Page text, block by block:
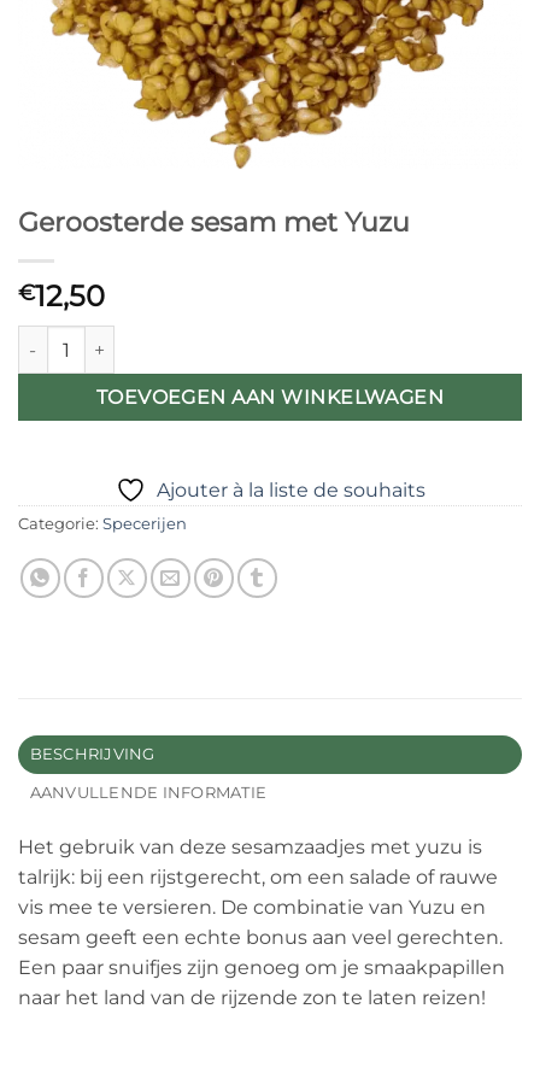
Geroosterde sesam met Yuzu
€12,50
Geroosterde sesam met Yuzu aantal
TOEVOEGEN AAN WINKELWAGEN
Ajouter à la liste de souhaits
Categorie: Specerijen
BESCHRIJVING
AANVULLENDE INFORMATIE
Het gebruik van deze sesamzaadjes met yuzu is
talrijk: bij een rijstgerecht, om een ​​salade of rauwe
vis mee te versieren. De combinatie van Yuzu en
sesam geeft een echte bonus aan veel gerechten.
Een paar snuifjes zijn genoeg om je smaakpapillen
naar het land van de rijzende zon te laten reizen!